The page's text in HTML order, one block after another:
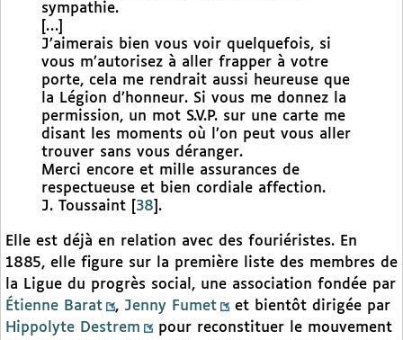
sympathie.
[…]
J’aimerais bien vous voir quelquefois, si
vous m’autorisez à aller frapper à votre
porte, cela me rendrait aussi heureuse que
la Légion d’honneur. Si vous me donnez la
permission, un mot S.V.P. sur une carte me
disant les moments où l’on peut vous aller
trouver sans vous déranger.
Merci encore et mille assurances de
respectueuse et bien cordiale affection.
J. Toussaint
38 .
Elle est déjà en relation avec des fouriéristes. En
1885, elle figure sur la première liste des membres de
la Ligue du progrès social, une association fondée par
Étienne Barat
, Jenny Fumet
et bientôt dirigée par
Hippolyte Destrem
pour reconstituer le mouvement